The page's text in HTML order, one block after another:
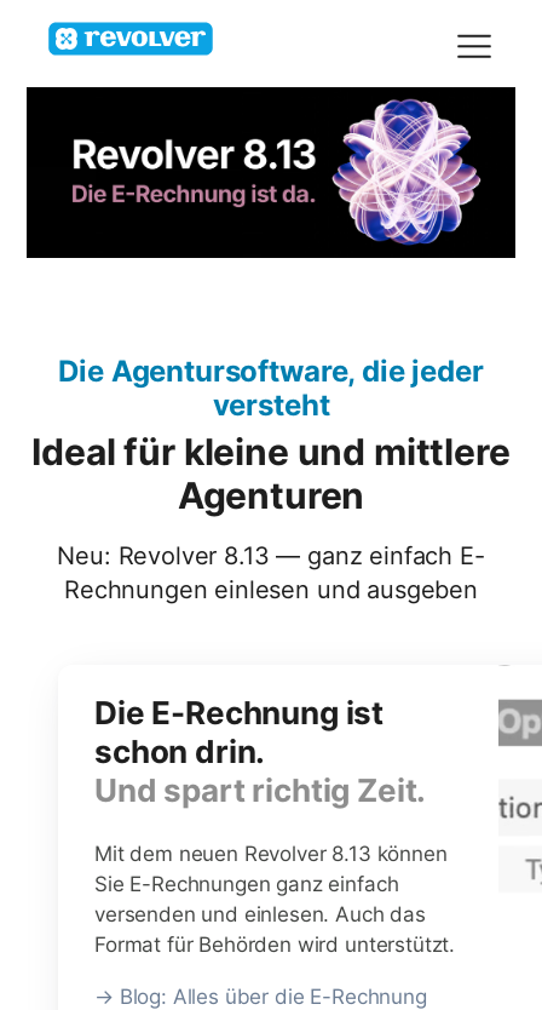
Die Agentursoftware, die jeder
versteht
Ideal für kleine und mittlere
Agenturen
Neu: Revolver 8.13 — ganz einfach E-
Rechnungen einlesen und ausgeben
Die E-Rechnung ist
schon drin.
Und spart richtig Zeit.
Mit dem neuen Revolver 8.13 können
Sie E-Rechnungen ganz einfach
versenden und einlesen. Auch das
Format für Behörden wird unterstützt.
→ Blog: Alles über die E-Rechnung